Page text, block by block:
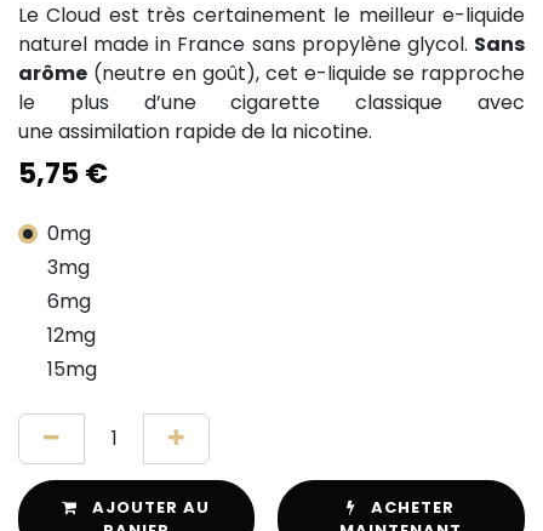
Le Cloud est très certainement le meilleur e-liquide
naturel made in France sans propylène glycol. Sans
arôme (neutre en goût), cet e-liquide se rapproche
le plus d’une cigarette classique avec
une assimilation rapide de la nicotine.
5,75 €
0mg
3mg
6mg
12mg
15mg
AJOUTER AU
ACHETER